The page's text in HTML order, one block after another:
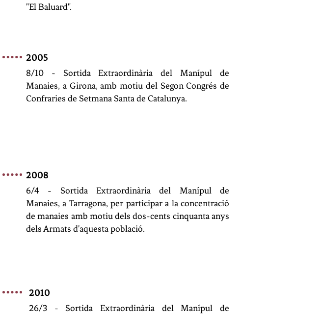
"El Baluard".
2010
26/3 - Sortida Extraordinària del Manípul de
2008
6/4 - Sortida Extraordinària del Manípul de
Manaies,a Tarragona, per participar a la concentració
de manaies amb motiu dels dos-cents cinquanta anys
dels Armats d'aquesta població.
2005
8/10 - Sortida Extraordinària del Manípul de
Manaies, a Girona, amb motiu del Segon Congrés de
Confraries de Setmana Santa de Catalunya.